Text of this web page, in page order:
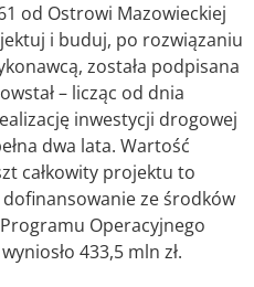
od Ostrowi Mazowieckiej
i buduj, po rozwiązaniu
została podpisana
– licząc od dnia
inwestycji drogowej
dwa lata. Wartość
całkowity projektu to
dofinansowanie ze środków
Operacyjnego
433,5 mln zł.